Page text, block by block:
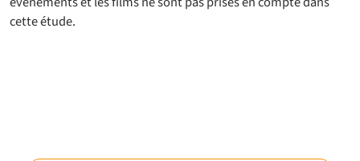
cette étude.